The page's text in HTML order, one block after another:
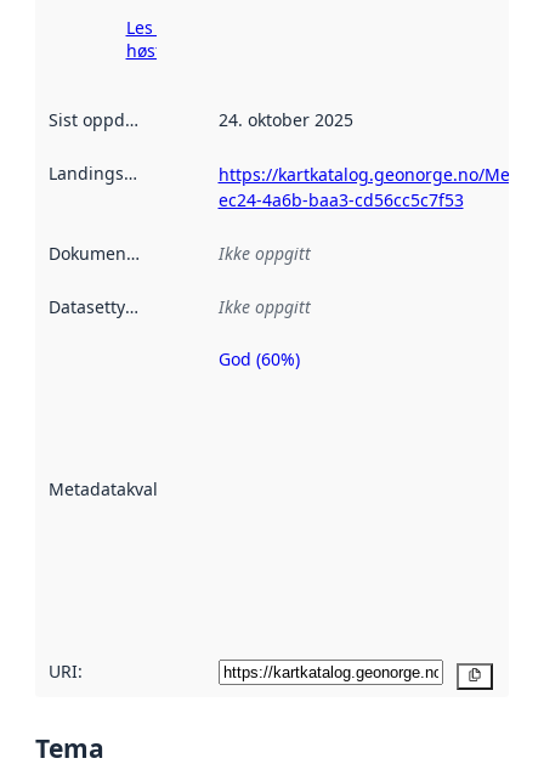
Les mer om
høsting her
Sist oppdatert 24. oktober 2025
Landingsside
https://kartkatalog.geonorge.no/
ec24-4a6b-baa3-cd56cc5c7f53
Dokumentasjon Ikke oppgitt
Datasettype Ikke oppgitt
Metadatakvalitet
Metadatakvalitet
God (60%)
URI:
Tema